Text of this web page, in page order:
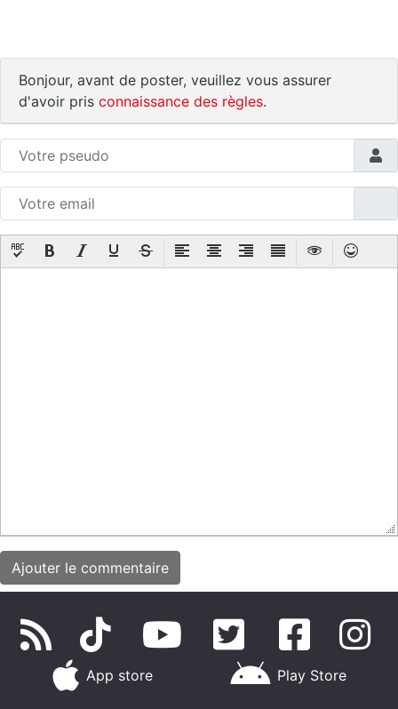
Bonjour, avant de poster, veuillez vous assurer
d'avoir pris connaissance des règles.
App store Play Store